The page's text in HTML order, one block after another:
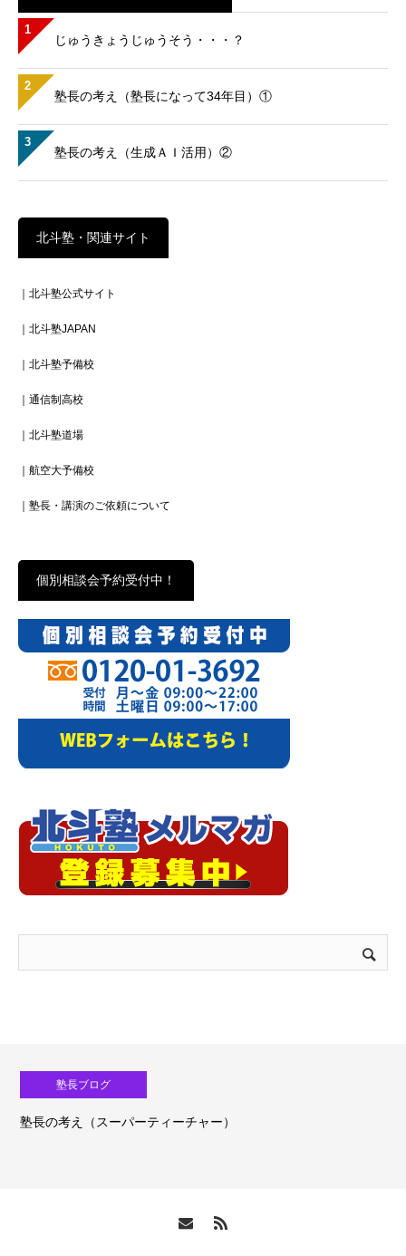
1
じゅうきょうじゅうそう・・・？
2
塾長の考え（塾長になって34年目）①
3
塾長の考え（生成ＡＩ活用）②
北斗塾・関連サイト
｜北斗塾公式サイト
｜北斗塾JAPAN
｜北斗塾予備校
｜通信制高校
｜北斗塾道場
｜航空大予備校
｜塾長・講演のご依頼について
個別相談会予約受付中！
塾長ブログ
塾長の考え（スーパーティーチャー）